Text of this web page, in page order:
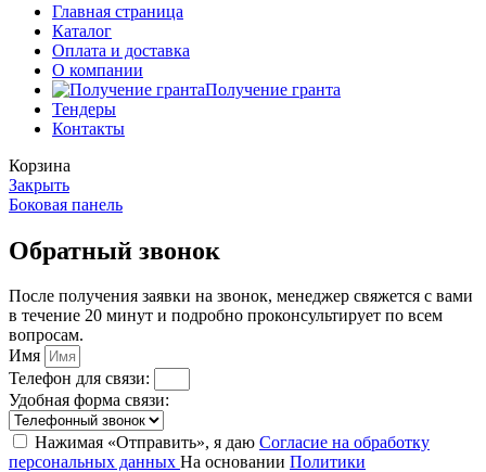
Главная страница
Каталог
Оплата и доставка
О компании
Получение гранта
Тендеры
Контакты
Корзина
Закрыть
Боковая панель
Обратный звонок
После получения заявки на звонок, менеджер свяжется с вами
в течение 20 минут и подробно проконсультирует по всем
вопросам.
Имя
Телефон для связи:
Удобная форма связи:
Нажимая «Отправить», я даю Согласие на обработку
персональных данных На основании Политики